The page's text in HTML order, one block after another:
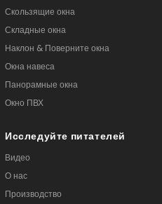
Скользящие окна
Складные окна
Наклон & Поверните окна
Окна навеса
Панорамные окна
Окно ПВХ
Исследуйте питателей
Видео
О нас
Производство